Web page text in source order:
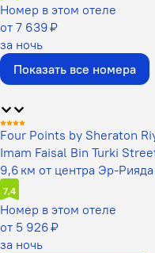
Номер в этом отеле
от 7 639 ₽
за ночь
Показать все номера
Four Points by Sheraton
Imam Faisal Bin Turki
9,6 км от центра Эр-Рияда
7,4
Номер в этом отеле
от 5 926 ₽
за ночь